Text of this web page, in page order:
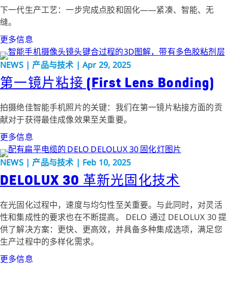
下一代生产工艺：一步完成点胶和固化——紧凑、智能、无
缝。
更多信息
NEWS | 产品与技术 | Apr 29, 2025
第一镜片粘接 (First Lens Bonding)
拍摄绝佳智能手机照片的关键：我们在第一镜片粘接方面的贡
献对于获得最佳成像效果至关重要。
更多信息
NEWS | 产品与技术 | Feb 10, 2025
DELOLUX 30 革新光固化技术
在光固化过程中，速度与均匀性至关重要。与此同时，对灵活
性和集成性的要求也在不断提高。 DELO 通过 DELOLUX 30 提
供了解决方案：更快、更高效，并具备多种集成选项，满足您
生产过程中的多样化需求。
更多信息